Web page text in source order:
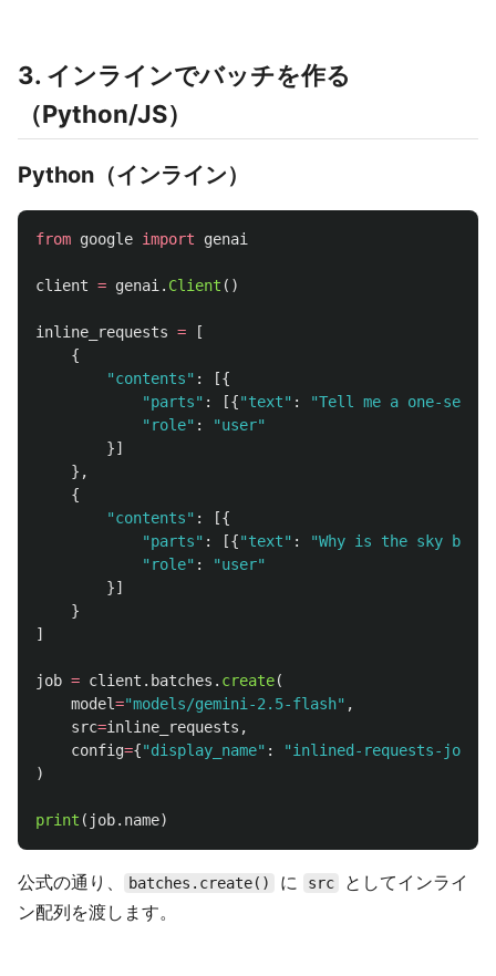
3. インラインでバッチを作る
（Python/JS）
Python（インライン）
from google import genai
client = genai . Client ()
inline_requests =
[
{
"contents" :
[{
"parts" : [{"text" : "Tell me a one-
" role" : "user"
}]
},
{
"contents" :
[{
"parts" : [{"text" : "Why is the sky blue?
" role" : "user"
}]
}
]
job = client . batches . create(
model="models/gemini-2.5-flash" ,
src=inline_requests ,
config={"display_name" : "inlined-requests-job-1
)
print ( job. name)
公式の通り、 batches.create() に src
としてインライ
ン配列を渡します。